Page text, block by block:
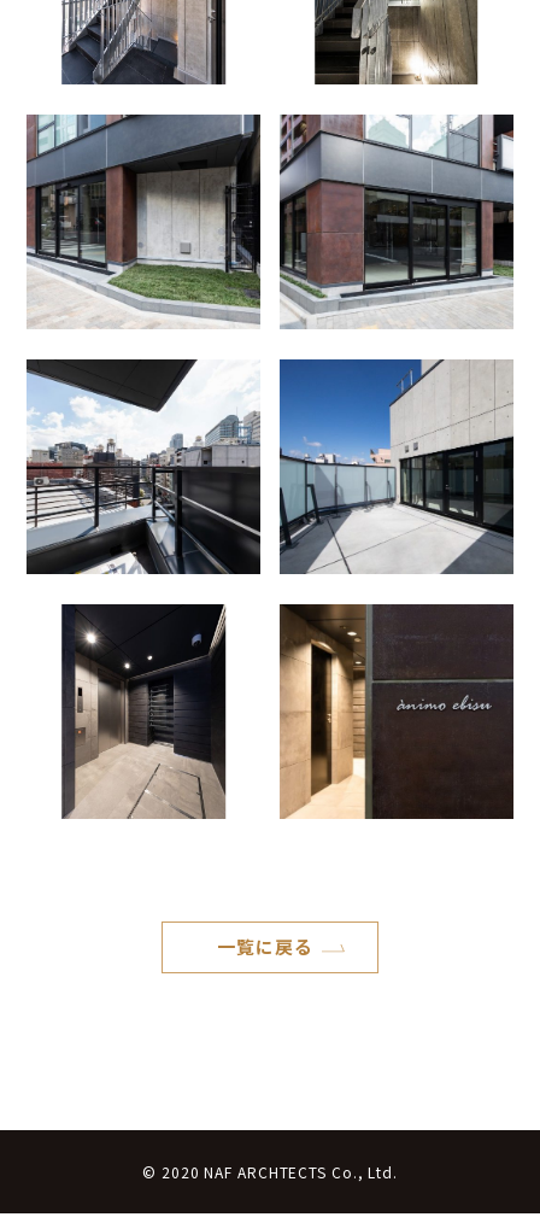
一覧に戻る
© 2020 NAF ARCHTECTS Co., Ltd.